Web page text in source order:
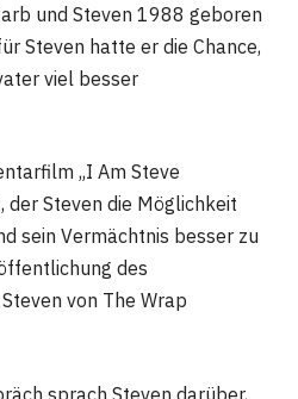
und Steven 1988 geboren
Steven hatte er die Chance,
viel besser
„I Am Steve
der Steven die Möglichkeit
sein Vermächtnis besser zu
des
von The Wrap
sprach Steven darüber,